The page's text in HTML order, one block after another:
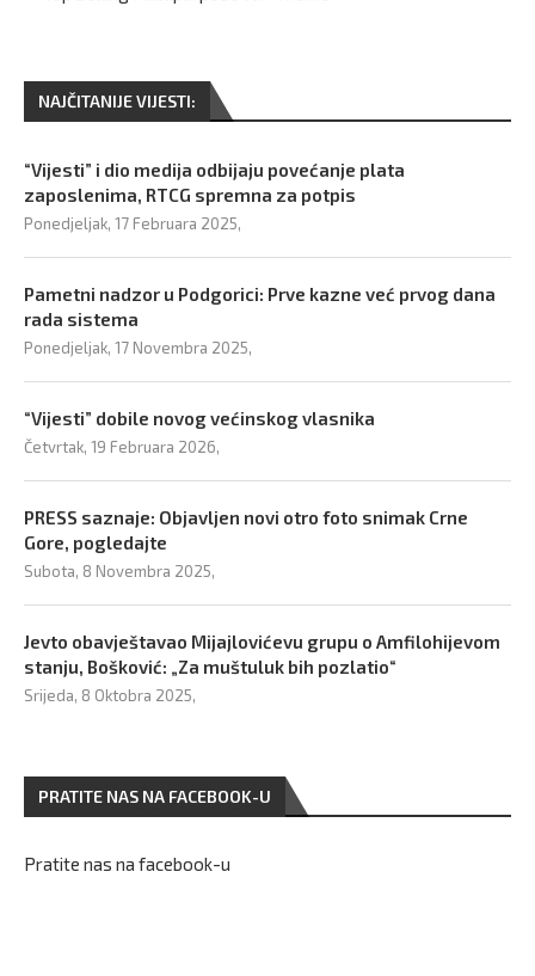
NAJČITANIJE VIJESTI:
“Vijesti” i dio medija odbijaju povećanje plata
zaposlenima, RTCG spremna za potpis
Ponedjeljak, 17 Februara 2025,
Pametni nadzor u Podgorici: Prve kazne već prvog dana
rada sistema
Ponedjeljak, 17 Novembra 2025,
“Vijesti” dobile novog većinskog vlasnika
Četvrtak, 19 Februara 2026,
PRESS saznaje: Objavljen novi otro foto snimak Crne
Gore, pogledajte
Subota, 8 Novembra 2025,
Jevto obavještavao Mijajlovićevu grupu o Amfilohijevom
stanju, Bošković: „Za muštuluk bih pozlatio“
Srijeda, 8 Oktobra 2025,
PRATITE NAS NA FACEBOOK-U
Pratite nas na facebook-u